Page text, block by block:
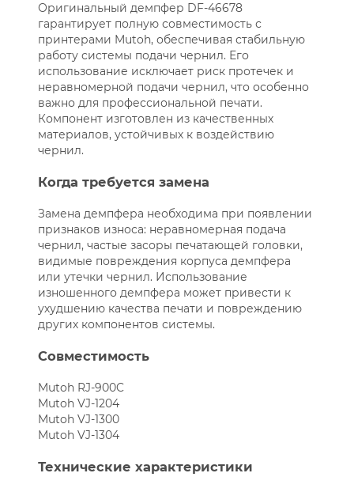
Оригинальный демпфер DF-46678
гарантирует полную совместимость с
принтерами Mutoh, обеспечивая стабильную
работу системы подачи чернил. Его
использование исключает риск протечек и
неравномерной подачи чернил, что особенно
важно для профессиональной печати.
Компонент изготовлен из качественных
материалов, устойчивых к воздействию
чернил.
Когда требуется замена
Замена демпфера необходима при появлении
признаков износа: неравномерная подача
чернил, частые засоры печатающей головки,
видимые повреждения корпуса демпфера
или утечки чернил. Использование
изношенного демпфера может привести к
ухудшению качества печати и повреждению
других компонентов системы.
Совместимость
Mutoh RJ-900C
Mutoh VJ-1204
Mutoh VJ-1300
Mutoh VJ-1304
Технические характеристики